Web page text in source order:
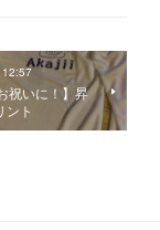
祝いに！】昇
ント